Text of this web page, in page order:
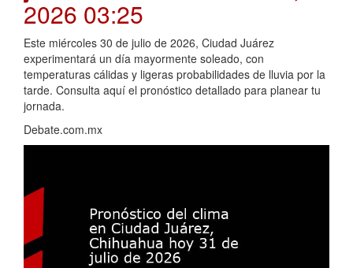
2026 03:25
Este miércoles 30 de julio de 2026, Ciudad Juárez
experimentará un día mayormente soleado, con
temperaturas cálidas y ligeras probabilidades de lluvia por la
tarde. Consulta aquí el pronóstico detallado para planear tu
jornada.
Debate.com.mx